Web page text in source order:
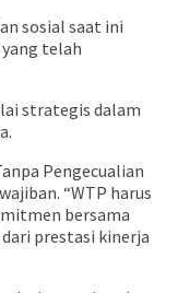
sosial saat ini
telah
strategis dalam
Pengecualian
“WTP harus
bersama
prestasi kinerja